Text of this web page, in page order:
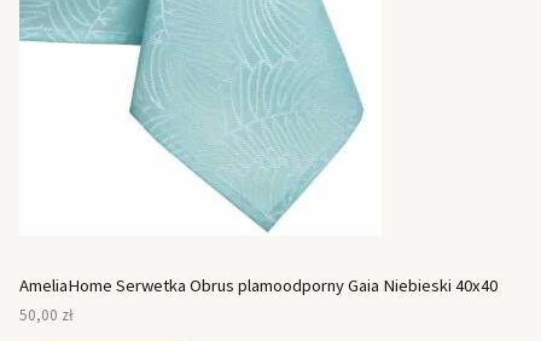
AmeliaHome Serwetka Obrus plamoodporny Gaia Niebieski 40x40
50,00 zł